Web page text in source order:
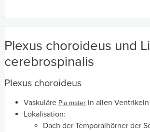
Plexus choroideus und
cerebrospinalis
Plexus choroideus
Vaskuläre Pia mater in allen Ventrikeln
Lokalisation:
Dach der Temporalhörner der